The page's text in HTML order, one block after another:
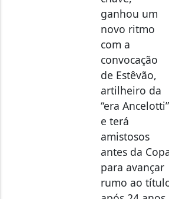
ganhou um
novo ritmo
com a
convocação
de Estêvão,
artilheiro da
“era Ancelotti”,
e terá
amistosos
antes da Copa
para avançar
rumo ao título
após 24 anos.